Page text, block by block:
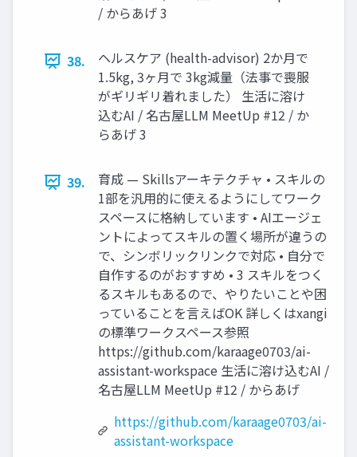
/ からあげ 3
38.
ヘルスケア (health-advisor) 2か月で
1.5kg, 3ヶ月で 3kg減量（法事で喪服
がギリギリ着れました） 生活に溶け
込むAI / 名古屋LLM MeetUp #12 / か
らあげ 3
39.
育成 — Skillsアーキテクチャ • スキルの
1部を汎用的に使えるようにしてワーク
スペースに格納しています • AIエージェ
ントによってスキルの置く場所が違うの
で、シンボリックリンクで対応 • 自分で
自作するのがおすすめ • 3 スキルをつく
るスキルもあるので、やりたいことや困
っていることを言えばOK 詳しくはxangi
の標準ワークスペース参照
https://github.com/karaage0703/ai-
assistant-workspace 生活に溶け込むAI /
名古屋LLM MeetUp #12 / からあげ
https://github.com/karaage0703/ai-
assistant-workspace